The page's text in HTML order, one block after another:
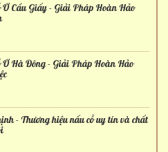
Cầu Giấy - Giải Pháp Hoàn Hảo
Ở Hà Đông - Giải Pháp Hoàn Hảo
- Thương hiệu nấu cỗ uy tín và chất